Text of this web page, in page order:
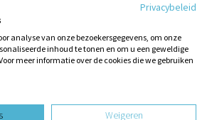
naar de kerk te gaan waar ik
ga (dat ook eens stukje rijden
er z...
04-10-2014
design website dooreen vraag
Privacybeleid
analyse van onze bezoekersgegevens, om onze
inhoud te tonen en om u een geweldige
meer informatie over de cookies die we gebruiken
Weigeren